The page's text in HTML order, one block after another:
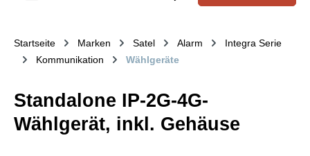
Startseite Marken Satel Alarm
Integra Serie
Kommunikation
Wählgeräte
Standalone IP-2G-4G-
Wählgerät, inkl. Gehäuse